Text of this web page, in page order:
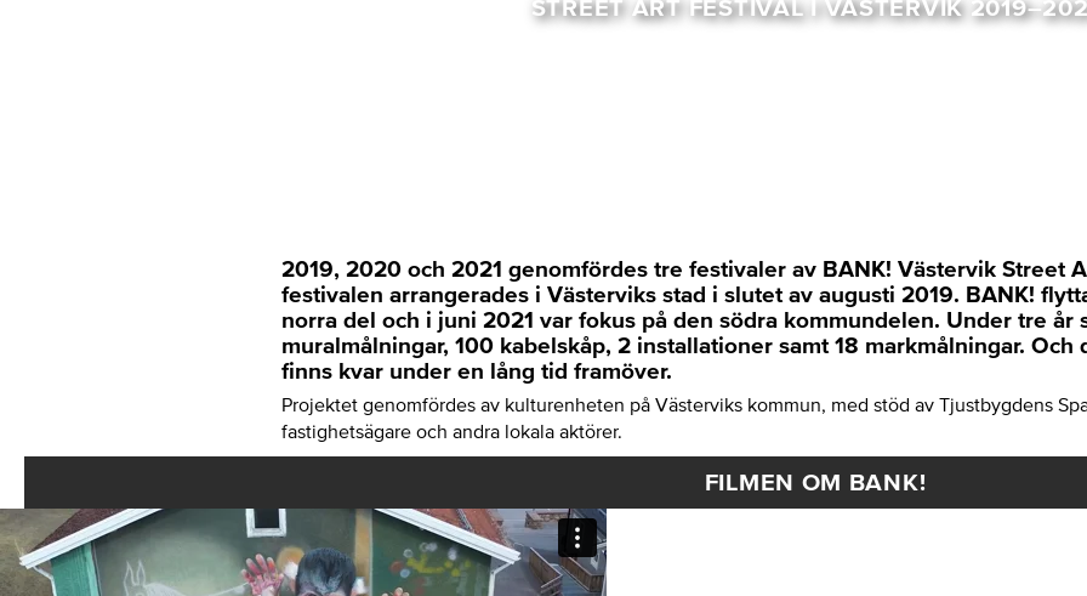
STREET ART FESTIVAL I VÄSTERVIK
2019, 2020 och 2021 genomfördes tre festivaler av BANK! Västervik Street
festivalen arrangerades i Västerviks stad i slutet av augusti 2019. BANK!
norra del och i juni 2021 var fokus på den södra kommundelen. Under tre år
muralmålningar, 100 kabelskåp, 2 installationer samt 18 markmålningar. Och
finns kvar under en lång tid framöver.
Projektet genomfördes av kulturenheten på Västerviks kommun, med stöd av Tjustbygdens
fastighetsägare och andra lokala aktörer.
FILMEN OM BANK!